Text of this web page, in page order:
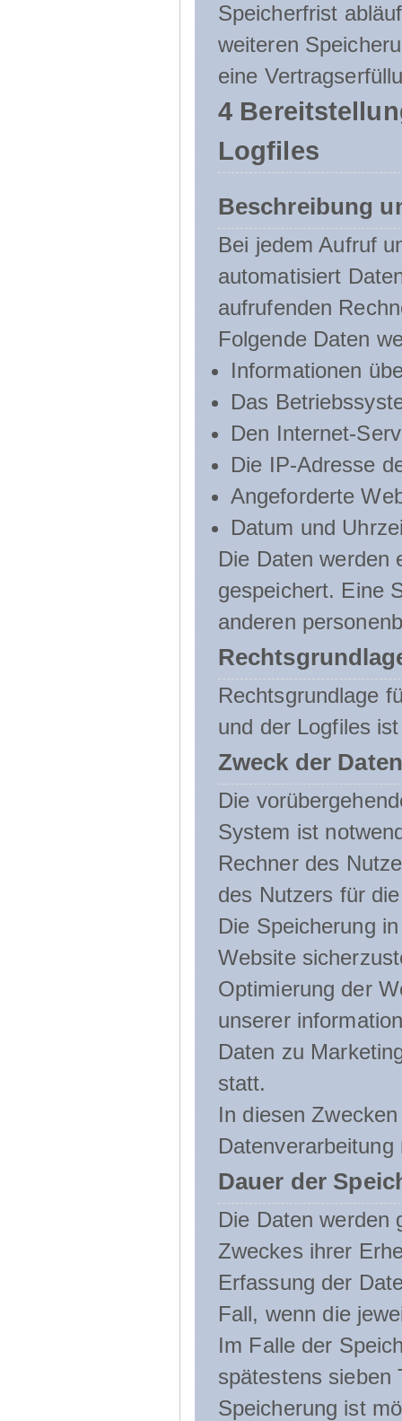
Speicherfrist
weiteren
eine
4
Logfiles
Beschreibung
Bei jedem Aufruf
automatisiert
aufrufenden
Folgende Daten
Informationen
Das
Den Internet-
Die IP-Adresse
Angeforderte
Datum und
Die Daten werden
gespeichert. Eine
anderen
Rechtsgrundlage
und der Logfiles
Zweck der
Die
System ist
Rechner des
des Nutzers für
Die Speicherung
Website
Optimierung der
unserer
Daten zu
statt.
In diesen
Dauer der
Die Daten werden
Zweckes ihrer
Erfassung der
Fall, wenn die
Im Falle der
spätestens sieben
Speicherung ist